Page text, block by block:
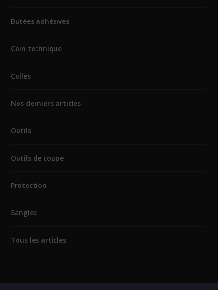
Butées adhésives
Coin technique
Colles
Nos derniers articles
Outils
Outils de coupe
Protection
Sangles
Tous les articles